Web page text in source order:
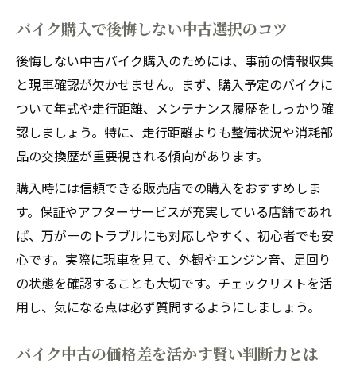
バイク中古の安心感は本当に劣るのか検証
バイク中古選びで重視すべきポイント解説
バイク中古車の怖い落とし穴の見分け方
バイク中古の知恵袋的アドバイスを活用
バイク中古でやめとけと言われる理由を知
バイク中古選びに役立つ実体験と注意点
後悔しないための中古バイクの見極め方
バイク中古の失敗例から学ぶ見極め術
買わない方がいいバイク中古の特徴とは
バイク中古の価格差と保証内容を比較検討
バイク中古購入で得られる安心感の見つけ
バイク購入で後悔しない中古選択のコツ
後悔しない中古バイク購入のためには、事前の情報収集
と現車確認が欠かせません。まず、購入予定のバイクに
ついて年式や走行距離、メンテナンス履歴をしっかり確
認しましょう。特に、走行距離よりも整備状況や消耗部
品の交換歴が重要視される傾向があります。
購入時には信頼できる販売店での購入をおすすめしま
す。保証やアフターサービスが充実している店舗であれ
ば、万が一のトラブルにも対応しやすく、初心者でも安
心です。実際に現車を見て、外観やエンジン音、足回り
の状態を確認することも大切です。チェックリストを活
用し、気になる点は必ず質問するようにしましょう。
バイク中古の価格差を活かす賢い判断力とは